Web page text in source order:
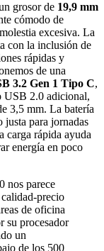
grosor de 19,9 mm
cómodo de
excesiva. La
con la inclusión de
rápidas y
de una
3.2 Gen 1 Tipo C,
USB 2.0 adicional,
3,5 mm. La batería
justa para jornadas
carga rápida ayuda
energía en poco
nos parece
precio
de oficina
su procesador
un
de los 500